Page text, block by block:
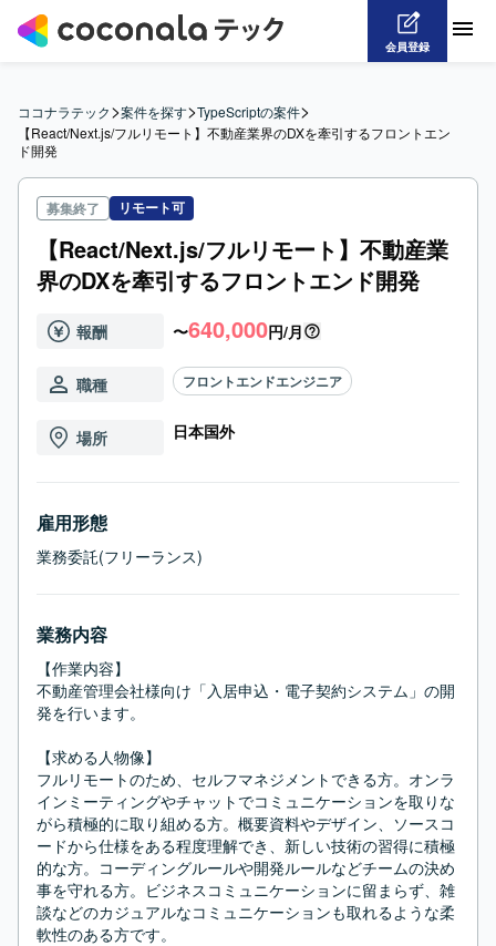
会員登録
ココナラテック>案件を探す>TypeScriptの案件>
【React/Next.js/フルリモート】不動産業界のDXを牽引するフロントエン
ド開発
募集終了 リモート可
【React/Next.js/フルリモート】不動産業
界のDXを牽引するフロントエンド開発
報酬 〜640,000円/月
職種 フロントエンドエンジニア
場所 日本国外
雇用形態
業務委託(フリーランス)
業務内容
【作業内容】
不動産管理会社様向け「入居申込・電子契約システム」の開
発を行います。
【求める人物像】
フルリモートのため、セルフマネジメントできる方。オンラ
インミーティングやチャットでコミュニケーションを取りな
がら積極的に取り組める方。概要資料やデザイン、ソースコ
ードから仕様をある程度理解でき、新しい技術の習得に積極
的な方。コーディングルールや開発ルールなどチームの決め
事を守れる方。ビジネスコミュニケーションに留まらず、雑
談などのカジュアルなコミュニケーションも取れるような柔
軟性のある方です。